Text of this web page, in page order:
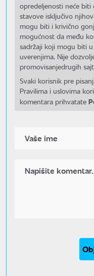
opredeljenosti neće biti
stavove isključivo
mogu biti i krivično
mogućnost da među
sadržaji koji mogu biti
uverenjima. Nije
promovisanjedrugih
Svaki korisnik pre
Pravilima i uslovima
komentara prihvatate